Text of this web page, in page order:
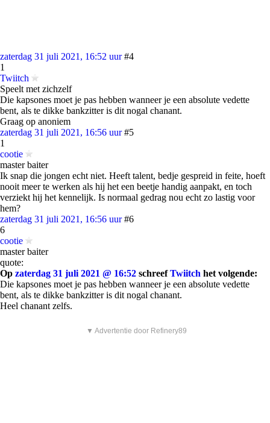
zaterdag 31 juli 2021, 16:52 uur #4
1
Twiitch
Speelt met zichzelf
Die kapsones moet je pas hebben wanneer je een absolute vedette
bent, als te dikke bankzitter is dit nogal chanant.
Graag op anoniem
zaterdag 31 juli 2021, 16:56 uur #5
1
cootie
master baiter
Ik snap die jongen echt niet. Heeft talent, bedje gespreid in feite, hoeft
nooit meer te werken als hij het een beetje handig aanpakt, en toch
verziekt hij het kennelijk. Is normaal gedrag nou echt zo lastig voor
hem?
zaterdag 31 juli 2021, 16:56 uur #6
6
cootie
master baiter
quote:
Op zaterdag 31 juli 2021 @ 16:52 schreefTwiitch het volgende:
Die kapsones moet je pas hebben wanneer je een absolute vedette
bent, als te dikke bankzitter is dit nogal chanant.
Heel chanant zelfs.
▼ Advertentie door Refinery89